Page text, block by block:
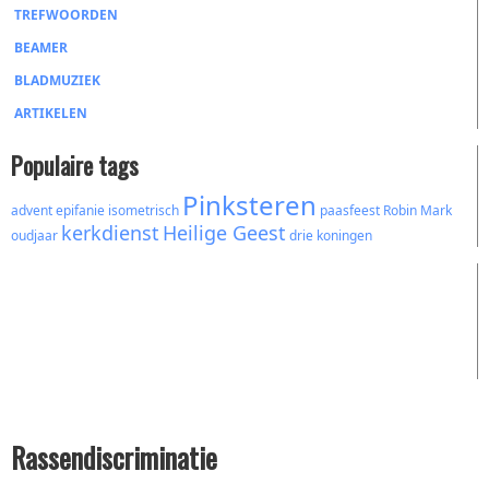
TREFWOORDEN
BEAMER
BLADMUZIEK
ARTIKELEN
Populaire tags
adventepifanie isometrisch Pinksteren paasfeest Robin Mark
oudjaar kerkdienst Heilige Geest drie koningen
Rassendiscriminatie